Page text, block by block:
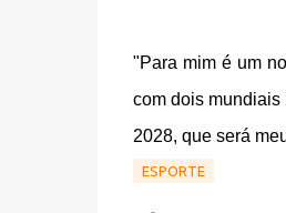
"Para mim é um
com dois mundiais
2028, que será
ESPORTE